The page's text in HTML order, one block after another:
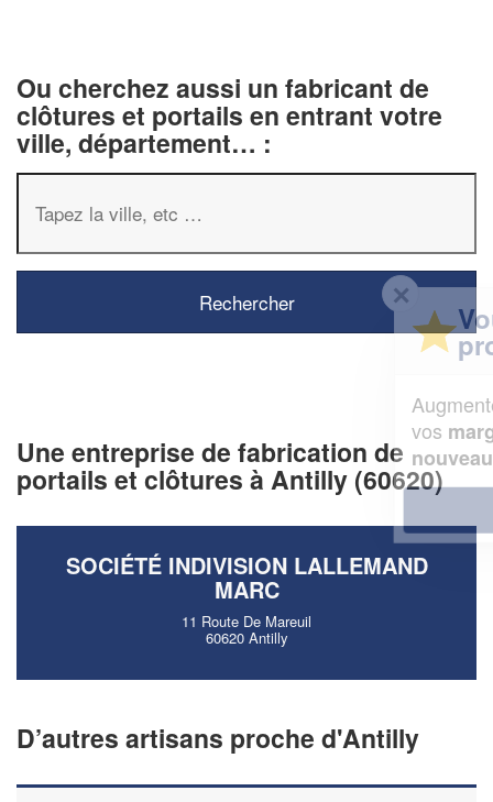
Ou cherchez aussi un fabricant de
clôtures et portails en entrant votre
ville, département… :
Une entreprise de fabrication de
portails et clôtures à Antilly (60620)
SOCIÉTÉ INDIVISION LALLEMAND
MARC
11 Route De Mareuil
60620 Antilly
D’autres artisans proche d'Antilly
Vous êtes un
professionnel ?
chiffre d'affaireset
tout en gagnant de
nouveaux clients!